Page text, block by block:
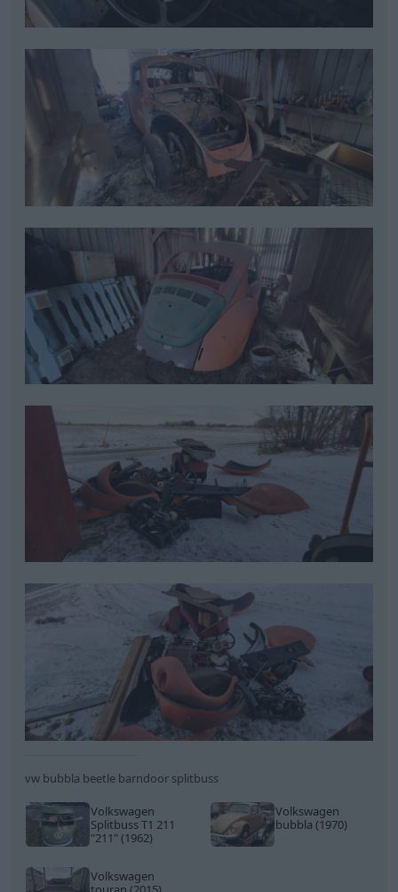
vw bubbla beetle barndoor splitbuss
Volkswagen
Splitbuss T1 211
"211"(1962)
Volkswagen
bubbla (1970)
Volkswagen